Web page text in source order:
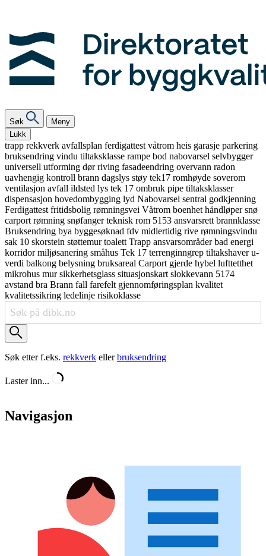
Søk
Meny
Lukk
trapp rekkverk avfallsplan ferdigattest våtrom heis garasje parkering
bruksendring vindu tiltaksklasse rampe bod nabovarsel selvbygger
universell utforming dørriving fasadeendring overvann radon
uavhengig kontroll brann dagslys støy tek17 romhøyde soverom
ventilasjon avfall ildsted lys tek 17 ombruk pipe tiltaksklasser
dispensasjon hovedombygging lyd Nabovarsel sentral godkjenning
Ferdigattest fritidsbolig rømningsvei Våtrom boenhet håndløpersnø
carport rømning snøfangerteknisk rom 5153 ansvarsrett brannklasse
Bruksendring bya byggesøknad fdv midlertidig rive rømningsvindu
sak 10 skorstein støttemurtoalett Trapp ansvarsområderbad energi
korridormiljøsanering småhus Tek 17 terrenginngrep tiltakshaveru-
verdi balkong belysning bruksareal Carport gjerde hybel lufttetthet
mikrohus mursikkerhetsglass situasjonskart slokkevann 5174
avstand bra Brann fall farefelt gjennomføringsplan kvalitet
kvalitetssikring ledelinje risikoklasse
Søk etter f.eks. rekkverk ellerbruksendring
Laster inn...
Navigasjon